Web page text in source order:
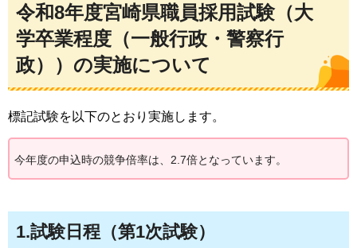
令和8年度宮崎県職員採用試験（大
学卒業程度（一般行政・警察行
政））の実施について
標記試験を以下のとおり実施します。
今年度の申込時の競争倍率は、2.7倍となっています。
1.試験日程（第1次試験）